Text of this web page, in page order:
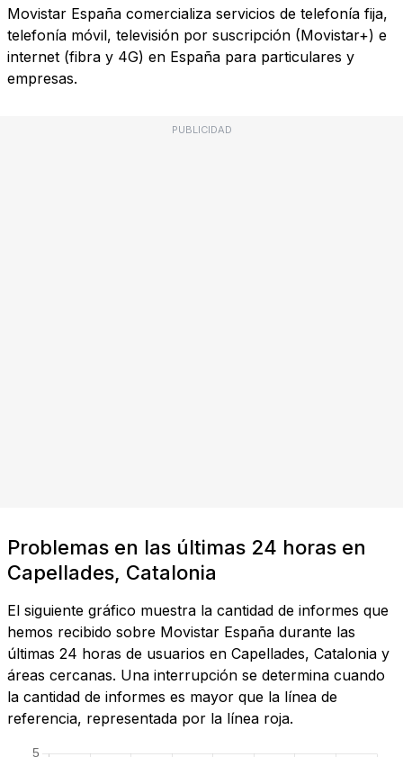
Movistar España comercializa servicios de telefonía fija,
telefonía móvil, televisión por suscripción (Movistar+) e
internet (fibra y 4G) en España para particulares y
empresas.
PUBLICIDAD
Problemas en las últimas 24 horas en
Capellades, Catalonia
El siguiente gráfico muestra la cantidad de informes que
hemos recibido sobre Movistar España durante las
últimas 24 horas de usuarios en Capellades, Catalonia y
áreas cercanas. Una interrupción se determina cuando
la cantidad de informes es mayor que la línea de
referencia, representada por la línea roja.